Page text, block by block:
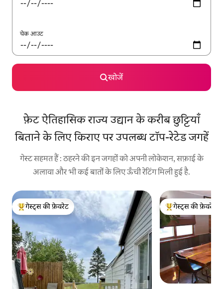
चेक आउट
खोजें
फ़ेट ऐतिहासिक राज्य उद्यान के करीब छुट्टियाँ
बिताने के लिए किराए पर उपलब्ध टॉप-रेटेड जगहें
गेस्ट सहमत हैं : ठहरने की इन जगहों को अपनी लोकेशन, सफ़ाई के
अलावा और भी कई बातों के लिए ऊँची रेटिंग मिली हुई है.
गेस्ट्स का टॉप फ़ेवरेट
गेस्ट्स की फ़ेवरेट
गेस्ट्स का टॉप फ़ेवरेट
गेस्ट्स की फ़ेवरेट